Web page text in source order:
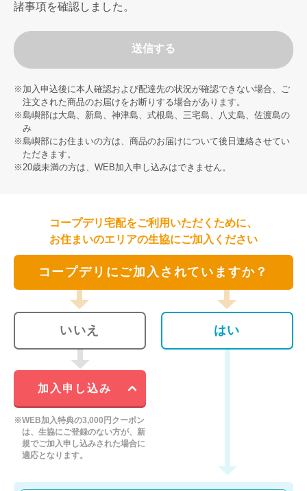
諸事項を確認しました。
送信する
※加入申込後に本人確認および配達先の状況が確認できない場合、ご
注文された商品のお届けをお断りする場合があります。
※島嶼部は大島、新島、神津島、式根島、三宅島、八丈島、佐渡島の
み
※島嶼部にお住まいの方は、商品のお届けについて後日連絡させてい
ただきます。
※20歳未満の方は、WEB加入申し込みはできません。
コープデリ宅配をご利用いただくために、
お住まいのエリアの生協にご加入ください
コープデリにご加入されていますか？
いいえ はい
加入申し込み
※WEB加入特典の3,000円クーポン
は、生協にご登録のない方が、新
規でご加入申し込みされた場合に
適応となります。